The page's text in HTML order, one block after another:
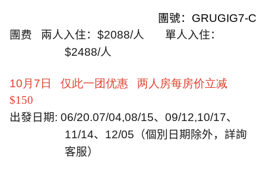
團號： GRUGIG7-C
團费
兩人入住： $2088/人
單人入住：
$2488/人
10月7日 仅此一团优惠 两人房每房价立减
$150
出發日期: 06/20.07/04,08/15、09/12,10/17、
11/14、12/05 （個別日期除外，詳詢
客服）